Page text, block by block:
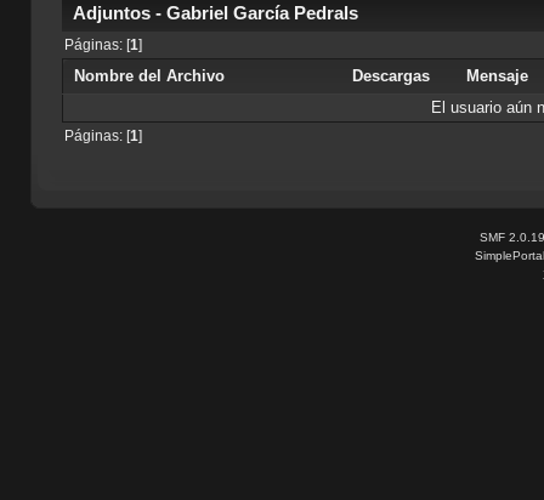
Adjuntos - Gabriel García Pedrals
Páginas: [1]
Nombre del Archivo Descargas
Mensaje
El usuario aún
Páginas: [1]
SMF 2.0.19